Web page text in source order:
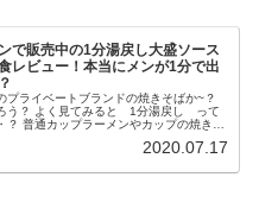
で販売中の1分湯戻し大盛ソース
レビュー！本当にメンが1分で出
プライベートブランドの焼きそばか~？
う？ よく見てみると 1分湯戻し って
？ 普通カップラーメンやカップの焼きそ
2020.07.17